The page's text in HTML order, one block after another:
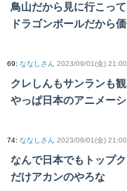
鳥山だから見に行こっ
ドラゴンボールだから
69: ななしさん 2023/09/01(金)
クレしんもサンランも
やっぱ日本のアニメー
74: ななしさん 2023/09/01(金)
なんで日本でもトップ
だけアカンのやろな